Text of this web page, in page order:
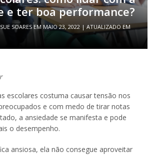
e ter boa performance?
SOARESEM MAIO 23, 2022 | ATUALIZADO EM
escolares costuma causar tensão nos
e com medo de tirar notas
a ansiedade se manifesta e pode
o desempenho.
ansiosa, ela não consegue aproveitar